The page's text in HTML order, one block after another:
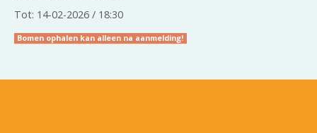
Tot: 14-02-2026 / 18:30
Bomen ophalen kan alleen na aanmelding!